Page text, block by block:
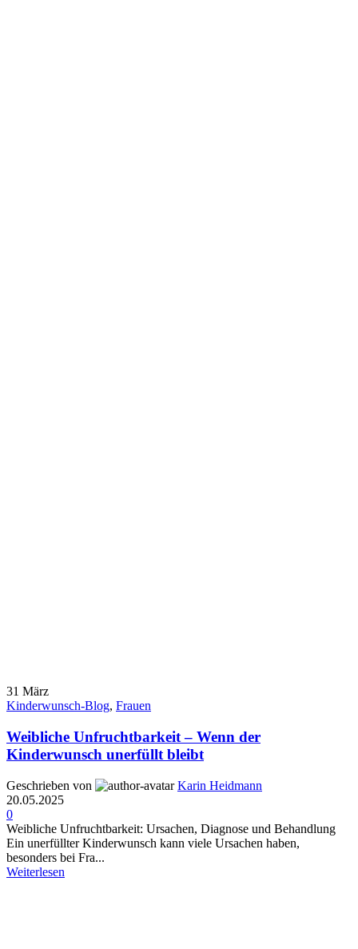
31 März
Kinderwunsch-Blog, Frauen
Weibliche Unfruchtbarkeit – Wenn der
Kinderwunsch unerfüllt bleibt
Geschrieben von
Karin Heidmann
20.05.2025
0
Weibliche Unfruchtbarkeit: Ursachen, Diagnose und Behandlung
Ein unerfüllter Kinderwunsch kann viele Ursachen haben,
besonders bei Fra...
Weiterlesen